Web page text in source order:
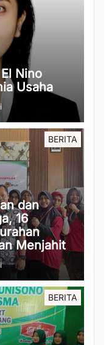
Nino
Usaha
BERITA
dan
16
Menjahit
BERITA